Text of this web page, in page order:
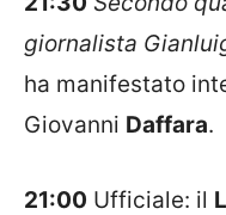
giornalista
ha manifestato
Giovanni Daffara.
21:00 Ufficiale: il